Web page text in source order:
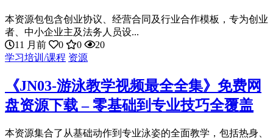
本资源包包含创业协议、经营合同及行业合作模板，专为创业
者、中小企业主及法务人员设...
11 月前
0 0
20
学习培训/课程 资源
《JN03-游泳教学视频最全全集》免费网
盘资源下载 – 零基础到专业技巧全覆盖
本资源集合了从基础动作到专业泳姿的全面教学，包括热身、